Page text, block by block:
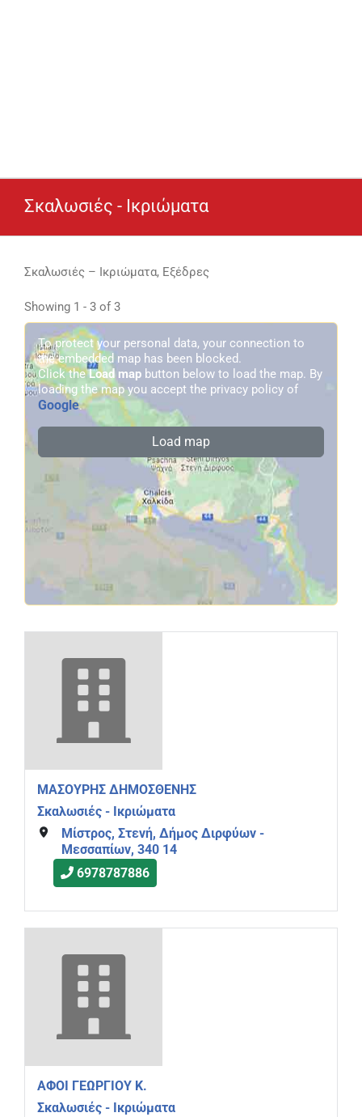
Σκαλωσιές - Ικριώματα
Σκαλωσιές – Ικριώματα, Εξέδρες
Showing 1 - 3 of 3
ΜΑΣΟΥΡΗΣ ΔΗΜΟΣΘΕΝΗΣ
Σκαλωσιές - Ικριώματα
Μίστρος, Στενή, Δήμος Διρφύων -
Μεσσαπίων, 340 14
6978787886
ΑΦΟΙ ΓΕΩΡΓΙΟΥ Κ.
Σκαλωσιές - Ικριώματα
To protect your personal data, your connection to
the embedded map has been blocked.
Click theLoad map button below to load the map. By
loading the map you accept the privacy policy of
Google.
Load map